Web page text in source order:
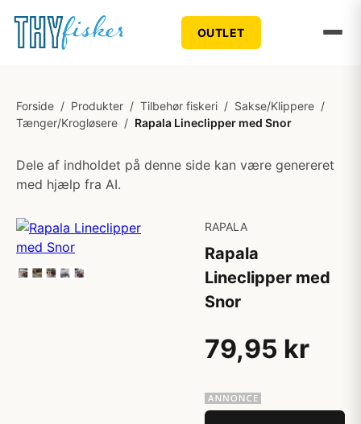
OUTLET
Forside / Produkter / Tilbehør fiskeri / Sakse/Klippere /
Tænger/Krogløsere / Rapala Lineclipper med Snor
Dele af indholdet på denne side kan være genereret
med hjælp fra AI.
RAPALA
Rapala
Lineclipper med
Snor
79,95 kr